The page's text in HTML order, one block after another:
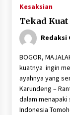
Kesaksian
Tekad
Redaksi
BOGOR,
kuatnya ingin
ayahnya yang
Karundeng –
dalam
Indonesia